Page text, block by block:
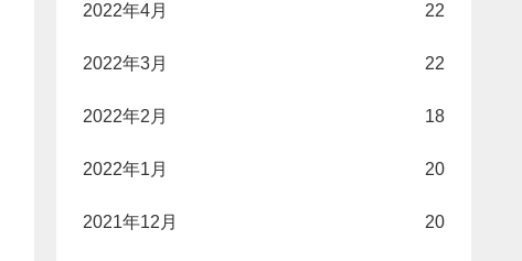
2022年4月 22
2022年3月 22
2022年2月 18
2022年1月 20
2021年12月 20